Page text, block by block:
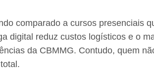
comparado a cursos presenciais
digital reduz custos logísticos e o
da CBMMG. Contudo, quem